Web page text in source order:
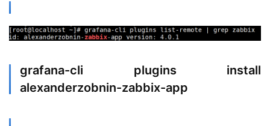
grafana-cli plugins install
alexanderzobnin-zabbix-app